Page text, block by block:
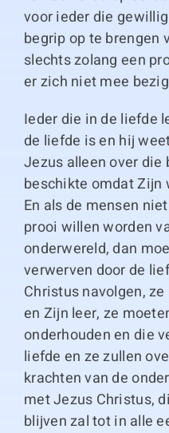
voor ieder die
begrip op te brengen
slechts zolang een
er zich niet mee
Ieder die in de liefde
de liefde is en hij
Jezus alleen over
beschikte omdat Zijn
En als de mensen
prooi willen worden
onderwereld, dan
verwerven door de
Christus navolgen,
en Zijn leer, ze
onderhouden en die
liefde en ze zullen
krachten van de
met Jezus Christus,
blijven zal tot in alle